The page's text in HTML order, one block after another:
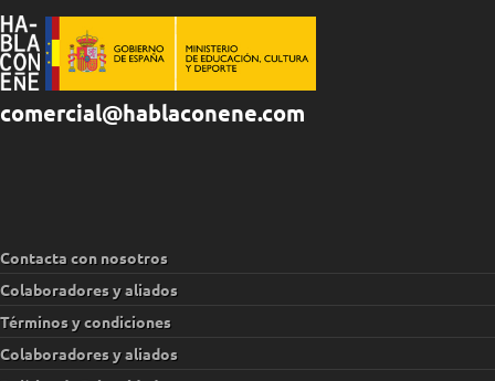
comercial@hablaconene.com
Contacta con nosotros
Colaboradores y aliados
Términos y condiciones
Colaboradores y aliados